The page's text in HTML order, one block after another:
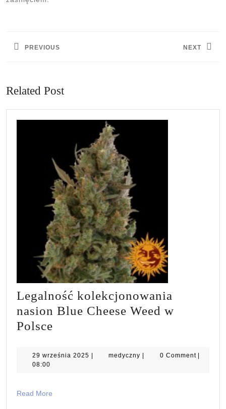
PREVIOUS NEXT
Related Post
Legalność kolekcjonowania
nasion Blue Cheese Weed w
Polsce
nasion
29 września 2025 29
medyczny medyczny0 Comment
08:00
Read More